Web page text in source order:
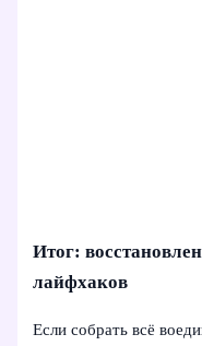
Итог:
лайфхаков
Если собрать всё